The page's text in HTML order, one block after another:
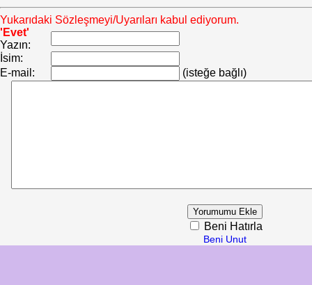
Yukarıdaki Sözleşmeyi/Uyarıları kabul ediyorum.
'Evet'
Yazın:
İsim:
E-mail:
(isteğe bağlı)
Beni Hatırla
Beni Unut